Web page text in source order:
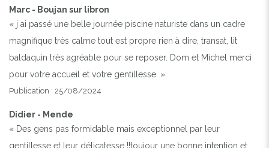
Marc - Boujan sur libron
« j ai passé une belle journée piscine naturiste dans un cadre
magnifique très calme tout est propre rien à dire, transat, lit
baldaquin très agréable pour se reposer. Dom et Michel merci
pour votre accueil et votre gentillesse. »
Publication : 25/08/2024
Didier - Mende
« Des gens pas formidable mais exceptionnel par leur
gentillesse et leur délicatesse !!toujour une bonne intention et